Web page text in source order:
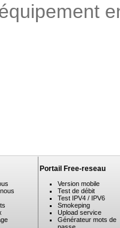
Portail Free-reseau
Version mobile
Test de débit
Test IPV4 / IPV6
Smokeping
Upload service
Générateur mots de